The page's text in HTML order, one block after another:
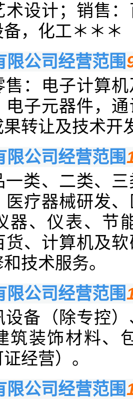
术设计；销售
，化工＊＊＊
限公司经营范围
售：电子计算
电子元器件，
转让及技术开
限公司经营范围
一类、二类、
医疗器械研发
器、仪表、节
货、计算机及
技术服务。
限公司经营范围
设备（除专控
筑装饰材料、
经营）。
限公司经营范围